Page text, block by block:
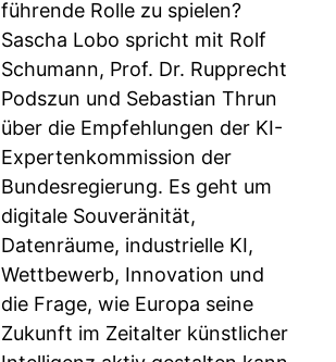
führende Rolle zu spielen?
Sascha Lobo spricht mit Rolf
Schumann, Prof. Dr. Rupprecht
Podszun und Sebastian Thrun
über die Empfehlungen der KI-
Expertenkommission der
Bundesregierung. Es geht um
digitale Souveränität,
Datenräume, industrielle KI,
Wettbewerb, Innovation und
die Frage, wie Europa seine
Zukunft im Zeitalter künstlicher